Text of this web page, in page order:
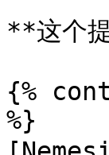
**这个
{%
%}